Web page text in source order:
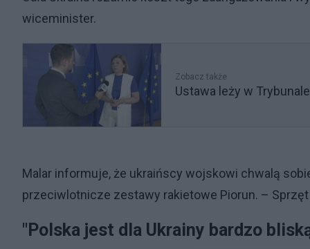
wiceminister.
Zobacz także
Ustawa leży w
Malar informuje, że ukraińscy wojskowi chwalą
przeciwlotnicze zestawy rakietowe Piorun. –
"Polska jest dla Ukrainy bardzo